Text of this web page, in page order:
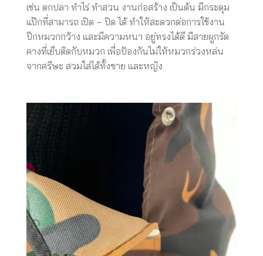
เช่น ตกปลา ทำไร่ ทำสวน งานก่อสร้าง เป็นต้น มีกระดุม
แป๊กที่สามารถ เปิด – ปิด ได้ ทำให้สะดวกต่อการใช้งาน
ปีกหมวกกว้าง และมีความหนา อยู่ทรงได้ดี มีสายผูกรัด
คางที่เย็บติดกับหมวก เพื่อป้องกันไม่ให้หมวกร่วงหล่น
จากศรีษะ สวมใส่ได้ทั้งชาย และหญิง